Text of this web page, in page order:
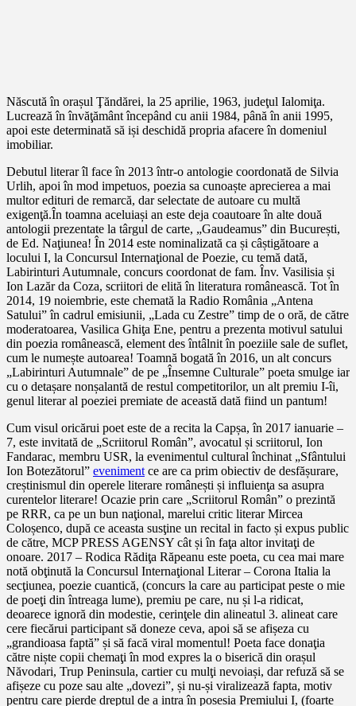
Născută în orașul Ţăndărei, la 25 aprilie, 1963, judeţul Ialomiţa.
Lucrează în învăţământ începând cu anii 1984, până în anii 1995,
apoi este determinată să iși deschidă propria afacere în domeniul
imobiliar.
Debutul literar îl face în 2013 într-o antologie coordonată de Silvia
Urlih, apoi în mod impetuos, poezia sa cunoaște aprecierea a mai
multor edituri de remarcă, dar selectate de autoare cu multă
exigenţă.În toamna aceluiași an este deja coautoare în alte două
antologii prezentate la târgul de carte, „Gaudeamus” din București,
de Ed. Naţiunea! În 2014 este nominalizată ca și câștigătoare a
locului I, la Concursul Internaţional de Poezie, cu temă dată,
Labirinturi Autumnale, concurs coordonat de fam. Înv. Vasilisia și
Ion Lazăr da Coza, scriitori de elită în literatura românească. Tot în
2014, 19 noiembrie, este chemată la Radio România „Antena
Satului” în cadrul emisiunii, „Lada cu Zestre” timp de o oră, de către
moderatoarea, Vasilica Ghiţa Ene, pentru a prezenta motivul satului
din poezia românească, element des întâlnit în poeziile sale de suflet,
cum le numește autoarea! Toamnă bogată în 2016, un alt concurs
„Labirinturi Autumnale” de pe „Însemne Culturale” poeta smulge iar
cu o detașare nonșalantă de restul competitorilor, un alt premiu I-îi,
genul literar al poeziei premiate de această dată fiind un pantum!
Cum visul oricărui poet este de a recita la Capșa, în 2017 ianuarie –
7, este invitată de „Scriitorul Român”, avocatul și scriitorul, Ion
Fandarac, membru USR, la evenimentul cultural închinat „Sfântului
Ion Botezătorul” eveniment ce are ca prim obiectiv de desfășurare,
creștinismul din operele literare românești și influienţa sa asupra
curentelor literare! Ocazie prin care „Scriitorul Român” o prezintă
pe RRR, ca pe un bun naţional, marelui critic literar Mircea
Coloșenco, după ce aceasta susţine un recital in facto și expus public
de către, MCP PRESS AGENSY cât și în faţa altor invitaţi de
onoare. 2017 – Rodica Rădiţa Răpeanu este poeta, cu cea mai mare
notă obţinută la Concursul Internaţional Literar – Corona Italia la
secţiunea, poezie cuantică, (concurs la care au participat peste o mie
de poeţi din întreaga lume), premiu pe care, nu și l-a ridicat,
deoarece ignoră din modestie, cerinţele din alineatul 3. alineat care
cere fiecărui participant să doneze ceva, apoi să se afișeza cu
„grandioasa faptă” și să facă viral momentul! Poeta face donaţia
către niște copii chemaţi în mod expres la o biserică din orașul
Năvodari, Trup Peninsula, cartier cu mulţi nevoiași, dar refuză să se
afișeze cu poze sau alte „dovezi”, și nu-și viralizează fapta, motiv
pentru care pierde dreptul de a intra în posesia Premiului I, (foarte